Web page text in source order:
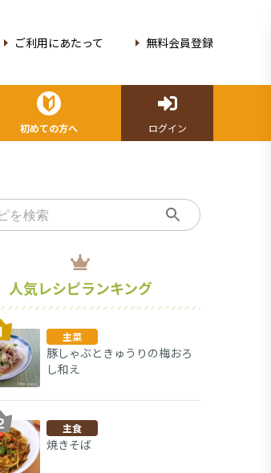
ご利用にあたって 無料会員登録
初めての方へ ログイン
人気レシピランキング
主菜
豚しゃぶときゅうりの梅おろ
し和え
主食
焼きそば